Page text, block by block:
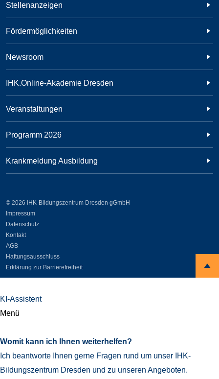
Stellenanzeigen
Fördermöglichkeiten
Newsroom
IHK.Online-Akademie Dresden
Veranstaltungen
Programm 2026
Krankmeldung Ausbildung
© 2026 IHK-Bildungszentrum Dresden gGmbH
Impressum
Datenschutz
Kontakt
AGB
Haftungsausschluss
Erklärung zur Barrierefreiheit
KI-Assistent
Menü
Womit kann ich Ihnen weiterhelfen?
Ich beantworte Ihnen gerne Fragen rund um unser IHK-
Bildungszentrum Dresden und zu unseren Angeboten.